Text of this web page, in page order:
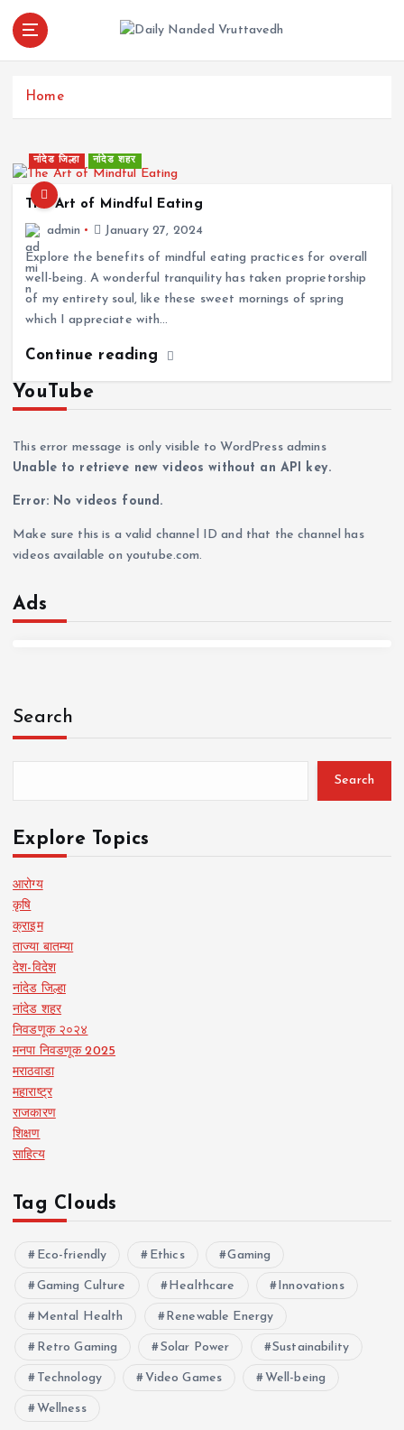
Home
नांदेड जिल्हा नांदेड शहर
The Art of Mindful Eating
admin
January 27, 2024
Explore the benefits of mindful eating practices for overall
well-being. A wonderful tranquility has taken proprietorship
of my entirety soul, like these sweet mornings of spring
which I appreciate with…
Continue reading
YouTube
This error message is only visible to WordPress admins
Unable to retrieve new videos without an API key.
Error: No videos found.
Make sure this is a valid channel ID and that the channel has
videos available on youtube.com.
Ads
Search
Search
Explore Topics
आरोग्य
कृषि
क्राइम
ताज्या बातम्या
देश-विदेश
नांदेड जिल्हा
नांदेड शहर
निवडणूक २०२४
मनपा निवडणूक 2025
मराठवाडा
महाराष्ट्र
राजकारण
शिक्षण
साहित्य
Tag Clouds
Eco-friendly Ethics Gaming
Gaming Culture Healthcare Innovations
Mental Health Renewable Energy
Retro Gaming Solar Power Sustainability
Technology Video Games Well-being
Wellness